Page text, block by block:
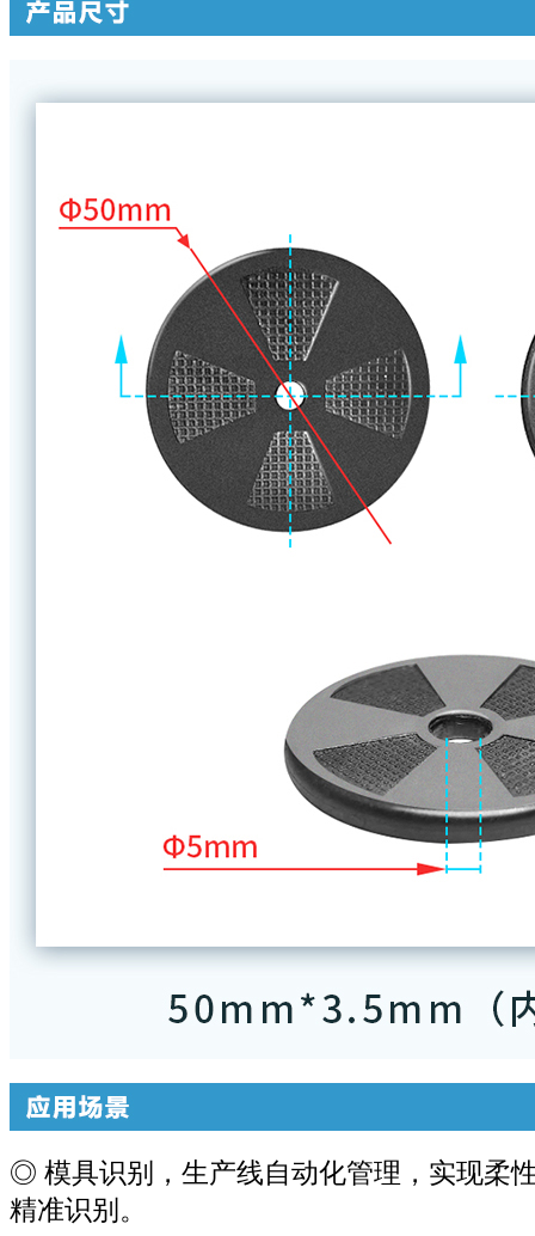
◎ 模具识别，生产线自动化管理，实现柔
精准识别。